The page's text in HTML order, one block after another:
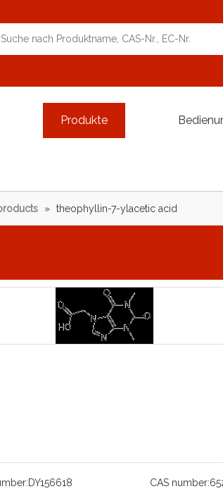
Produkte
» theophyllin-7-ylacetic acid
DY156618 CAS number: